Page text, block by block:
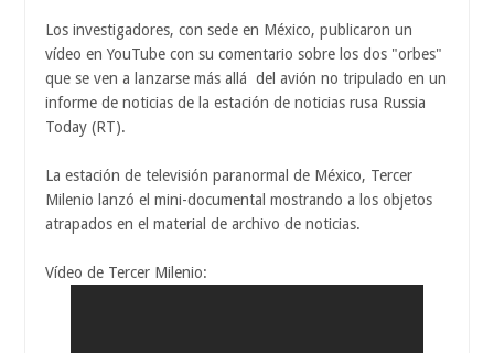
Los investigadores, con sede en México, publicaron un
vídeo en YouTube con su comentario sobre los dos "orbes"
que se ven a lanzarse más allá del avión no tripulado en un
informe de noticias de la estación de noticias rusa Russia
Today (RT).
La estación de televisión paranormal de México, Tercer
Milenio lanzó el mini-documental mostrando a los objetos
atrapados en el material de archivo de noticias.
Vídeo de Tercer Milenio: